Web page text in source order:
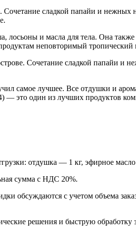
сладкой папайи и нежных
лосьоны и масла для тела. Она
неповторимый тропический
Сочетание сладкой папайи и
самое лучшее. Все отдушки и
— это один из лучших продуктов
отдушка — 1 кг, эфирное
сумма с НДС 20%.
обсуждаются с учетом объема
решения и быструю